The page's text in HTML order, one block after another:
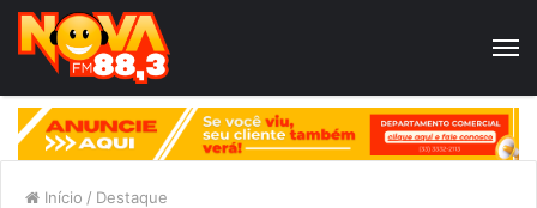
Início / Destaque